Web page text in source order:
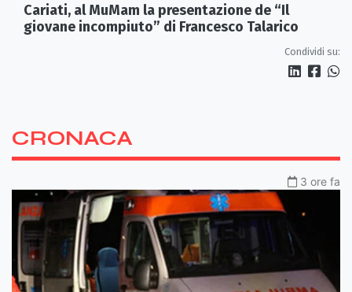
Cariati, al MuMam la presentazione de “Il
giovane incompiuto” di Francesco Talarico
Condividi su:
CRONACA
3 ore fa